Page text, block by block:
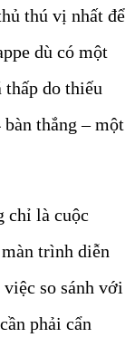
thú vị nhất để
dù có một
do thiếu
thắng – một
chỉ là cuộc
trình diễn
so sánh với
phải cẩn